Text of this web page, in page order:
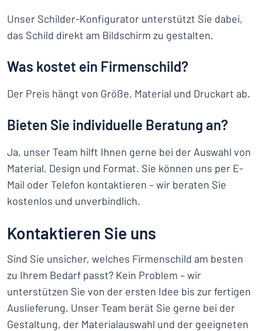
Unser Schilder-Konfigurator unterstützt Sie dabei,
das Schild direkt am Bildschirm zu gestalten.
Was kostet ein Firmenschild?
Der Preis hängt von Größe, Material und Druckart ab.
Bieten Sie individuelle Beratung an?
Ja, unser Team hilft Ihnen gerne bei der Auswahl von
Material, Design und Format. Sie können uns per E-
Mail oder Telefon kontaktieren – wir beraten Sie
kostenlos und unverbindlich.
Kontaktieren Sie uns
Sind Sie unsicher, welches Firmenschild am besten
zu Ihrem Bedarf passt? Kein Problem – wir
unterstützen Sie von der ersten Idee bis zur fertigen
Auslieferung. Unser Team berät Sie gerne bei der
Gestaltung, der Materialauswahl und der geeigneten